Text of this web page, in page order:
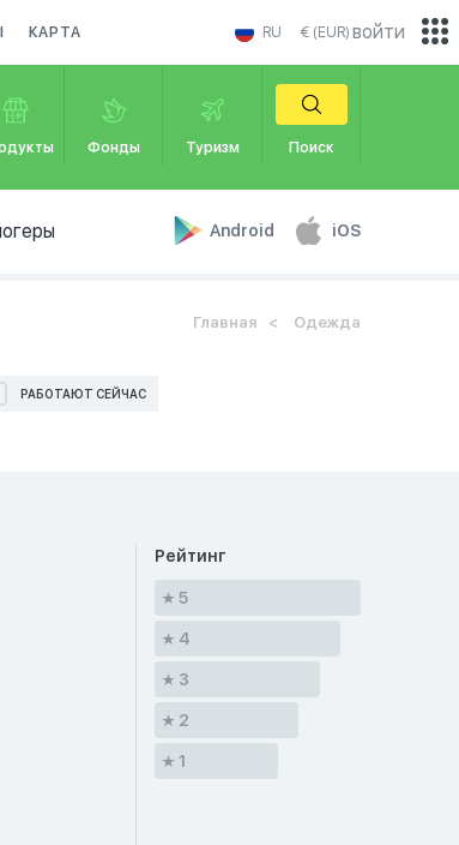
КАРТА RU € (EUR)
Фонды Туризм Поиск
Android iOS
войти
Главная Одежда
РАБОТАЮТ СЕЙЧАС
Рейтинг
5
4
3
2
1